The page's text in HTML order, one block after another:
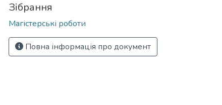
Зібрання
Магістерські роботи
Повна інформація про документ